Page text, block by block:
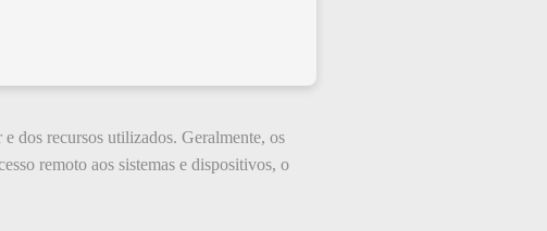
dos recursos utilizados. Geralmente, os
remoto aos sistemas e dispositivos, o